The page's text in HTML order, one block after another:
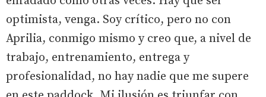
optimista, venga. Soy crítico, pero no con
Aprilia, conmigo mismo y creo que, a nivel de
trabajo, entrenamiento, entrega y
profesionalidad, no hay nadie que me supere